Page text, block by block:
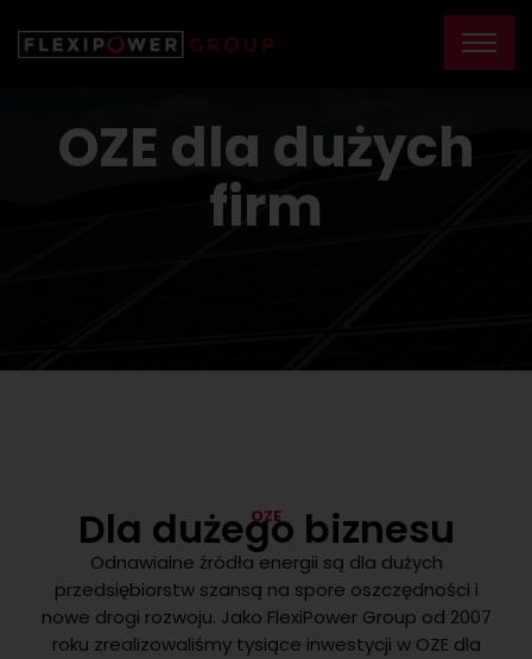
OZE dla dużych
firm
OZE
Dla dużego biznesu
Odnawialne źródła energii są dla dużych
przedsiębiorstw szansą na spore oszczędności i
nowe drogi rozwoju. Jako FlexiPower Group od 2007
roku zrealizowaliśmy tysiące inwestycji w OZE dla